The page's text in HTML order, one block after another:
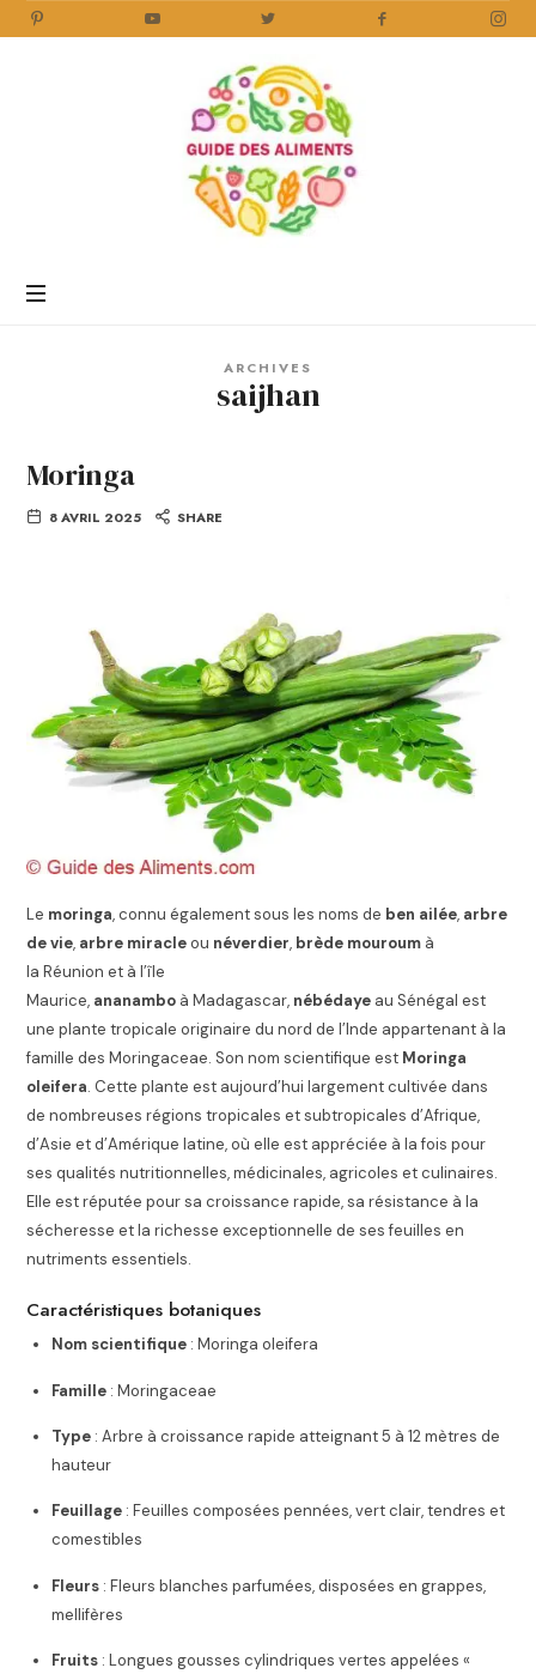
Aliments
ARCHIVES
saijhan
Moringa
8 AVRIL 2025 SHARE
Le moringa, connu également sous les noms de ben ailée, arbre
de vie, arbre miracleou néverdier, brède mouroum à
la Réunion et à l’île
Maurice, ananambo à Madagascar, nébédaye au Sénégal est
une plante tropicale originaire du nord de l’Inde appartenant à la
famille des Moringaceae. Son nom scientifique est Moringa
oleifera. Cette plante est aujourd’hui largement cultivée dans
de nombreuses régions tropicales et subtropicales d’Afrique,
d’Asie et d’Amérique latine, où elle est appréciée à la fois pour
ses qualités nutritionnelles, médicinales, agricoles et culinaires.
Elle est réputée pour sa croissance rapide, sa résistance à la
sécheresse et la richesse exceptionnelle de ses feuilles en
nutriments essentiels.
Caractéristiques botaniques
Nom scientifique : Moringa oleifera
Famille : Moringaceae
Type : Arbre à croissance rapide atteignant 5 à 12 mètres de
hauteur
Feuillage : Feuilles composées pennées, vert clair, tendres et
comestibles
Fleurs : Fleurs blanches parfumées, disposées en grappes,
mellifères
Fruits : Longues gousses cylindriques vertes appelées «